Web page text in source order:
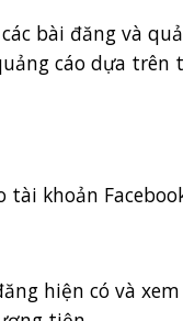
bài đăng và
cáo dựa trên
khoản
hiện có và